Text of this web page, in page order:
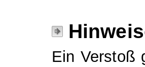
Ein Verstoß